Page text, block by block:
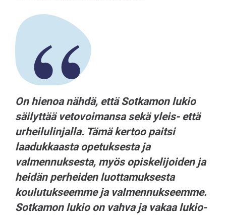
On hienoa nähdä, että Sotkamon lukio
säilyttää vetovoimansa sekä yleis- että
urheilulinjalla. Tämä kertoo paitsi
laadukkaasta opetuksesta ja
valmennuksesta, myös opiskelijoiden ja
heidän perheiden luottamuksesta
koulutukseemme ja valmennukseemme.
Sotkamon lukio on vahva ja vakaa lukio-